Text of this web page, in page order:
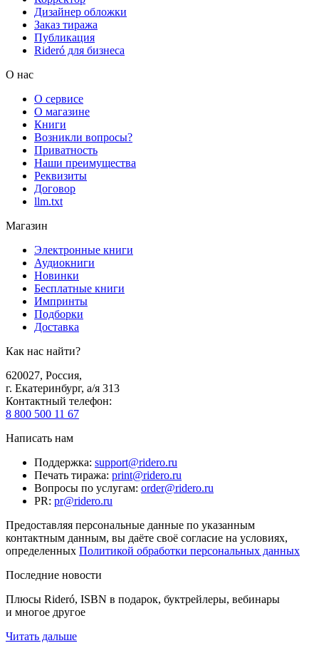
Дизайнер обложки
Заказ тиража
Публикация
Rideró для бизнеса
О нас
О сервисе
О магазине
Книги
Возникли вопросы?
Приватность
Наши преимущества
Реквизиты
Договор
llm.txt
Магазин
Электронные книги
Аудиокниги
Новинки
Бесплатные книги
Импринты
Подборки
Доставка
Как нас найти?
620027, Россия,
г. Екатеринбург, а/я 313
Контактный телефон:
8 800 500 11 67
Написать нам
Поддержка: support@ridero.ru
Печать тиража: print@ridero.ru
Вопросы по услугам: order@ridero.ru
PR: pr@ridero.ru
Предоставляя персональные данные по указанным
контактным данным, вы даёте своё согласие на условиях,
определенных Политикой обработки персональных данных
Последние новости
Плюсы Rideró, ISBN в подарок, буктрейлеры, вебинары
и многое другое
Читать дальше